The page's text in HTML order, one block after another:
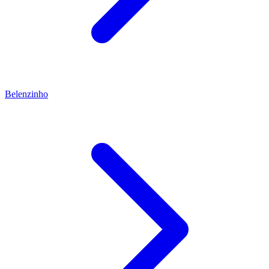
Belenzinho